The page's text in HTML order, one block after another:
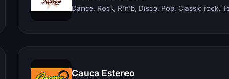
Dance, Rock, R'n'b, Disco, Pop, Classic rock,
Cauca Estereo